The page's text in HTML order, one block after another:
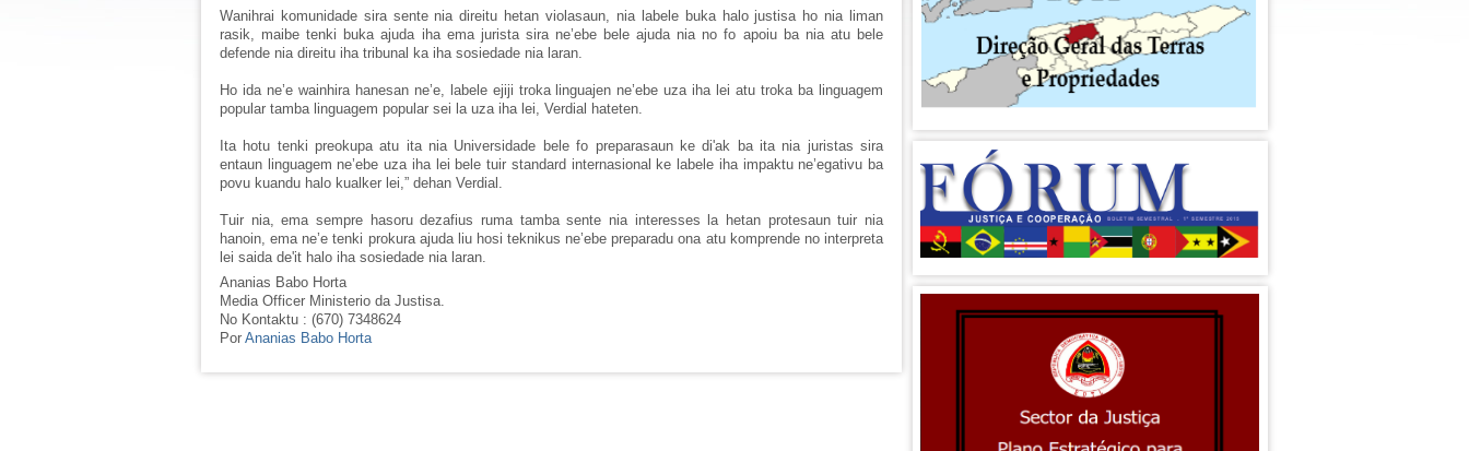
Wanihrai komunidade sira sente nia direitu hetan violasaun, nia labele buka halo justisa ho nia liman
rasik, maibe tenki buka ajuda iha ema jurista sira ne’ebe bele ajuda nia no fo apoiu ba nia atu bele
defende nia direitu iha tribunal ka iha sosiedade nia laran.
Ho ida ne’e wainhira hanesan ne’e, labele ejiji troka linguajen ne’ebe uza iha lei atu troka ba linguagem
popular tamba linguagem popular sei la uza iha lei, Verdial hateten.
Ita hotu tenki preokupa atu ita nia Universidade bele fo preparasaun ke di'ak ba ita nia juristas sira
entaun linguagem ne’ebe uza iha lei bele tuir standard internasional ke labele iha impaktu ne’egativu ba
povu kuandu halo kualker lei,” dehan Verdial.
Tuir nia, ema sempre hasoru dezafius ruma tamba sente nia interesses la hetan protesaun tuir nia
hanoin, ema ne’e tenki prokura ajuda liu hosi teknikus ne’ebe preparadu ona atu komprende no interpreta
lei saida de'it halo iha sosiedade nia laran.
Ananias Babo Horta
Media Officer Ministerio da Justisa.
No Kontaktu : (670) 7348624
Por Ananias Babo Horta